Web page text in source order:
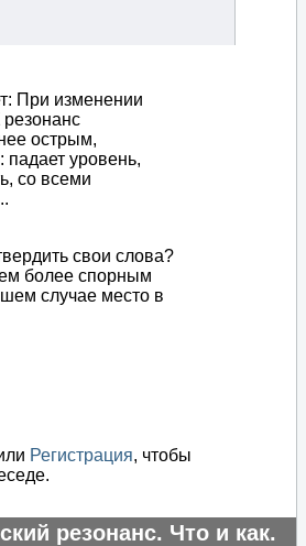
При изменении
острым,
уровень,
со всеми
свои слова?
более спорным
случае место в
Регистрация, чтобы
резонанс. Что и как.